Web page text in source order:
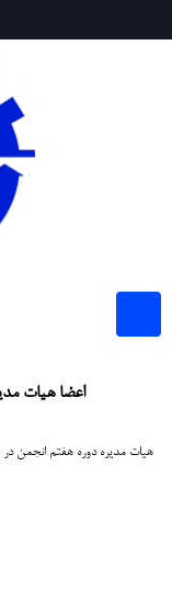
اعضا هیات